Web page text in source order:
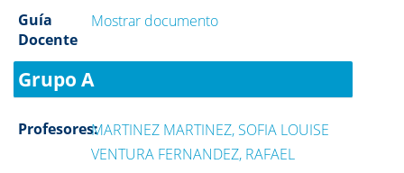
Guía
Docente
Mostrar documento
Grupo A
Profesores:MARTINEZ MARTINEZ, SOFIA LOUISE
VENTURA FERNANDEZ, RAFAEL